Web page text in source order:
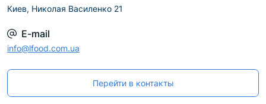
Киев, Николая Василенко 21
E-mail
info@lfood.com.ua
Перейти в контакты